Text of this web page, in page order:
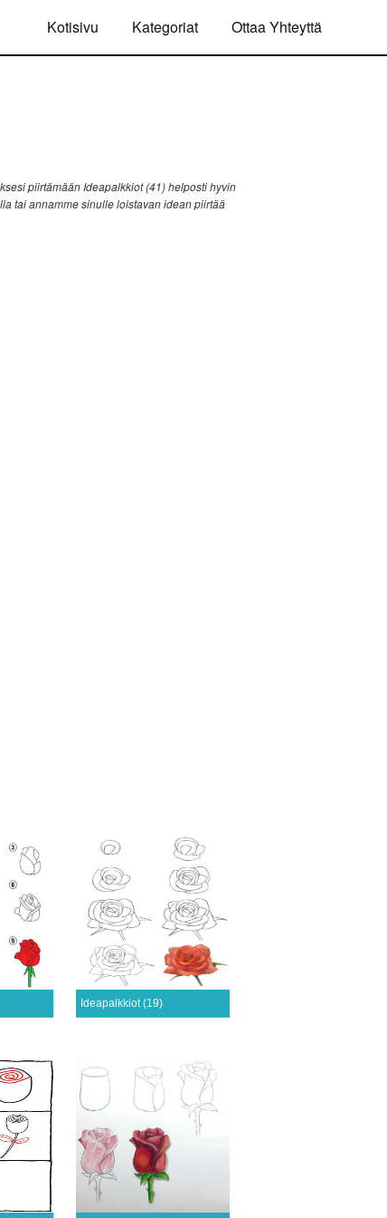
Kotisivu Kategoriat Ottaa Yhteyttä
piirtämään Ideapalkkiot (41) helposti hyvin
tai annamme sinulle loistavan idean piirtää
Ideapalkkiot (19)